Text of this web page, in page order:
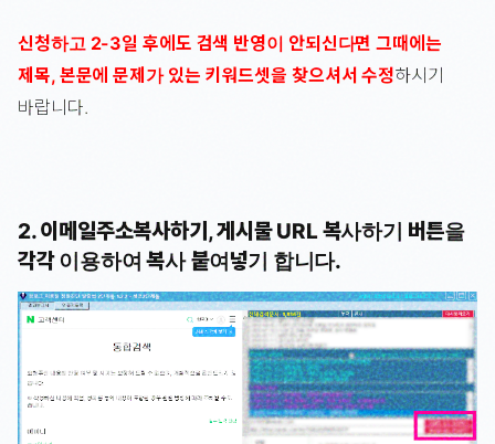
신청하고 2-3일 후에도 검색 반영이 안되신다면 그때에는
제목, 본문에 문제가 있는 키워드셋을 찾으셔서 수정하시기
바랍니다.
2. 이메일주소복사하기, 게시물 URL 복사하기 버튼을
각각 이용하여 복사 붙여넣기 합니다.